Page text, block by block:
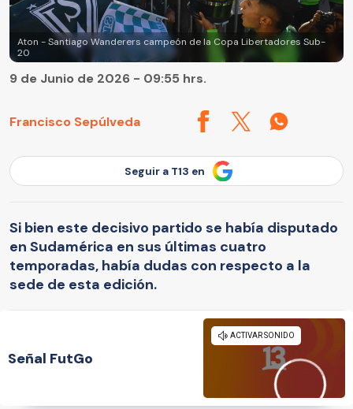
Aton - Santiago Wanderers campeón de la Copa Libertadores Sub-
20
Francisco Sepúlveda
9 de Junio de 2026 - 09:55 hrs.
Seguir a T13 en
Si bien este decisivo partido se había disputado
en Sudamérica en sus últimas cuatro
temporadas, había dudas con respecto a la
sede de esta edición.
Señal FutGo